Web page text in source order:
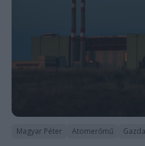
Magyar Péter Atomerőmű